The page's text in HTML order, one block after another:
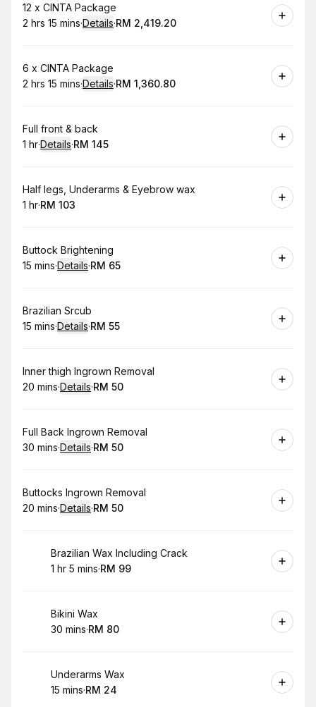
Book
12 x CINTA Package
. Duration:
2 hrs 15 mins·Details·
.Price:
RM 2,419.20
Book
6 x CINTA Package
. Duration:
2 hrs 15 mins·Details·
.Price:
RM 1,360.80
Book
Full front & back
. Duration:
1 hr·Details·
.Price:
RM 145
Book
Half legs, Underarms & Eyebrow wax
. Duration
1 hr·
.Price:
RM 103
Book
Buttock Brightening
.Duration:
15 mins·Details·
.Price
RM 65
Book
Brazilian Srcub
.Duration:
15 mins·Details·
.Price
RM 55
Book
Inner thigh Ingrown Removal
.Duration:
20 mins·Details·
.Price
RM 50
Book
Full Back Ingrown Removal
.Duration:
30 mins·Details·
.Price
RM 50
Book
Buttocks Ingrown Removal
.Duration:
20 mins·Details·
.Price
RM 50
Book
Brazilian Wax Including Crack
. Duration:
1 hr 5 mins·
.Price
RM 99
Book
Bikini Wax
.Duration
30 mins·
.Price
RM 80
Book
Underarms Wax
.Duration :
15 mins·
.Price
RM 24